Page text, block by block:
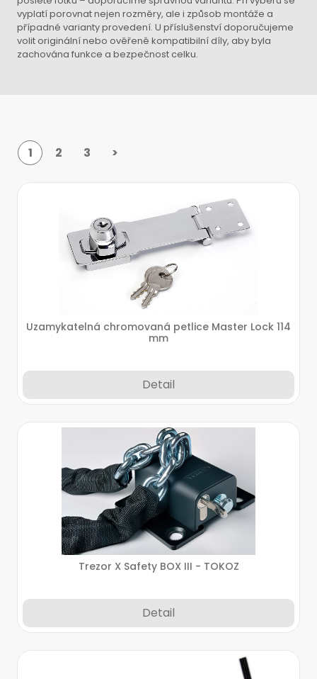
vyplatí porovnat nejen rozměry, ale i způsob montáže a
případné varianty provedení. U příslušenství doporučujeme
volit originální nebo ověřeně kompatibilní díly, aby byla
zachována funkce a bezpečnost celku.
1 2 3 >
Uzamykatelná chromovaná petlice Master Lock 114
mm
Detail
Trezor X Safety BOX III - TOKOZ
Detail